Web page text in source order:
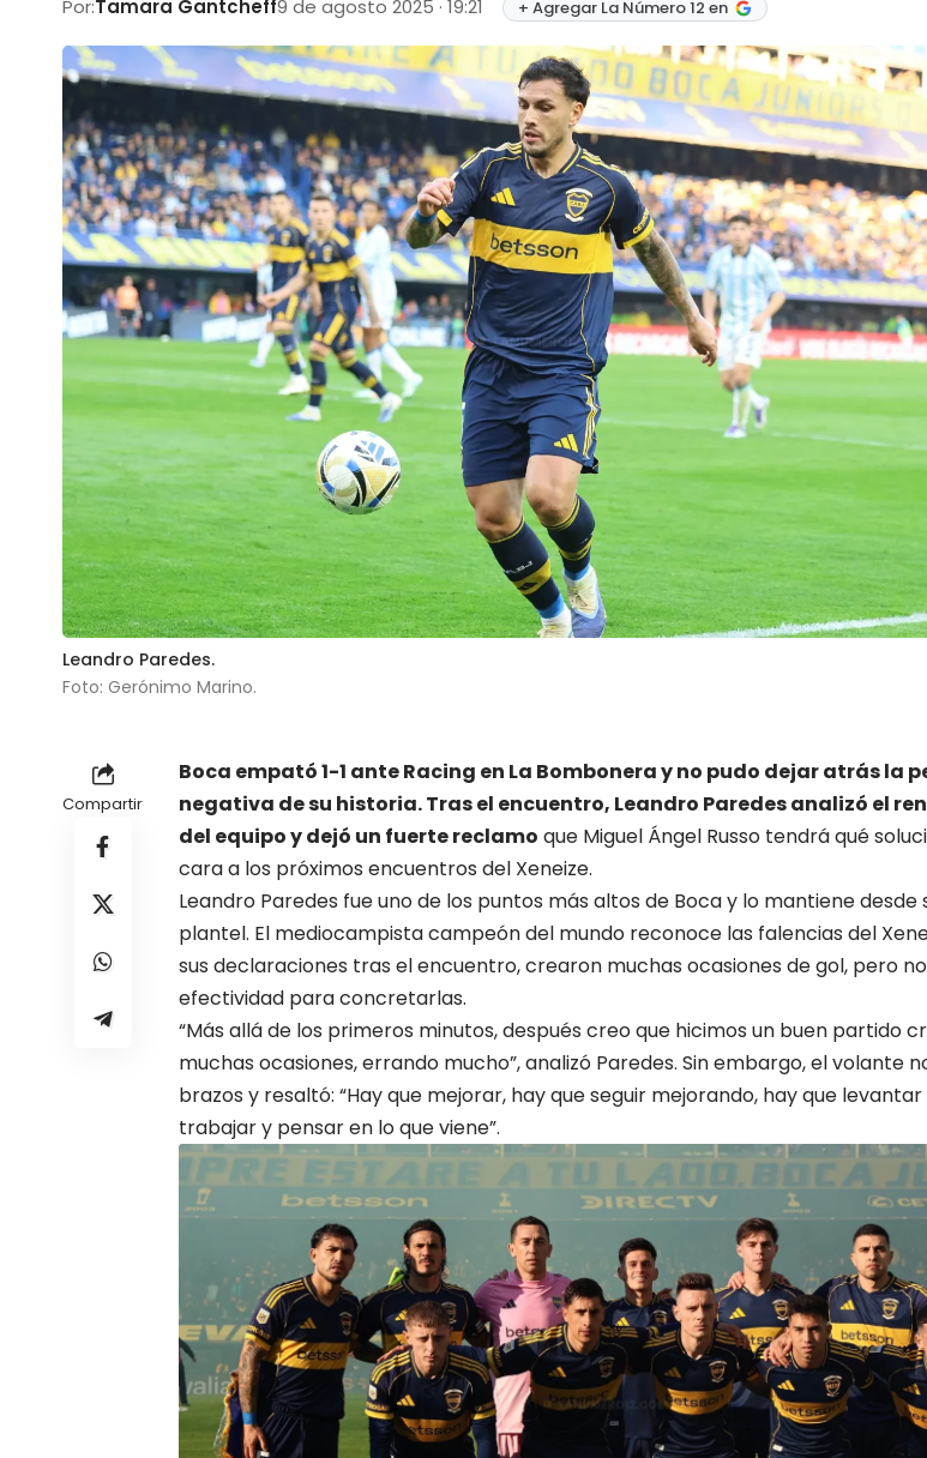
Por:Tamara Gantcheff9 de agosto 2025 · 19:21 + Agregar La Número 12 en
Leandro Paredes.
Foto: Gerónimo Marino.
Compartir
Boca empató 1-1 ante Racing en La Bombonera y no pudo dejar atrás la
negativa de su historia. Tras el encuentro, Leandro Paredesanalizó el
del equipo y dejó un fuerte reclamo que Miguel Ángel Russo tendrá qué
cara a los próximos encuentros del Xeneize.
Leandro Paredes fue uno de los puntos más altos de Boca y lo mantiene desde
plantel. El mediocampista campeón del mundo reconoce las falencias del
sus declaraciones tras el encuentro, crearon muchas ocasiones de gol, pero
efectividad para concretarlas.
“Más allá de los primeros minutos, después creo que hicimos un buen partido
muchas ocasiones, errando mucho”, analizó Paredes. Sin embargo, el volante
brazos y resaltó: “Hay que mejorar, hay que seguir mejorando, hay que
trabajar y pensar en lo que viene”.